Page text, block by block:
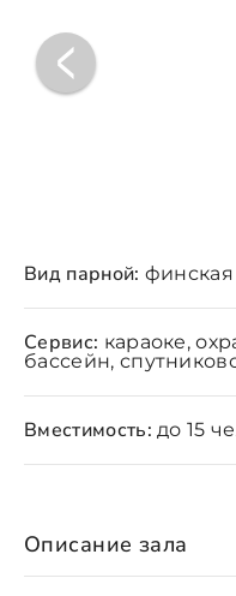
Вид парной: финская
Сервис: караоке,
бассейн,
Вместимость: до 15
Описание зала